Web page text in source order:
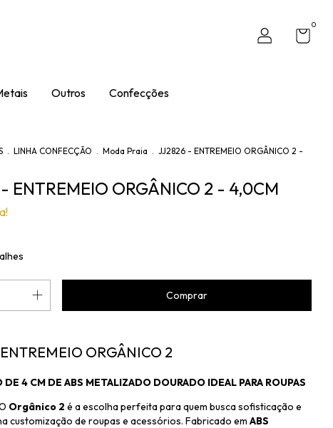
0
Outros Confecções
. LINHA CONFECÇÃO . Moda Praia . JJ2826 - ENTREMEIO ORGÂNICO 2 -
ENTREMEIO ORGÂNICO 2 - 4,0CM
ORGÂNICO 2
DE 4 CM DE ABS METALIZADO DOURADO IDEAL PARA ROUPAS
Orgânico 2 é a escolha perfeita para quem busca sofisticação e
customização de roupas e acessórios. Fabricado em ABS